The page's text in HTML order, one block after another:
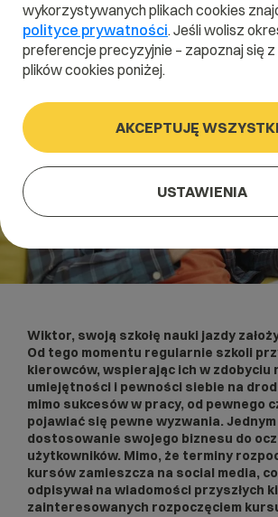
Wiktor, swoją szkołę nauki jazdy
Od tego momentu regularnie szkoli
kierowców, wspierając ich w zdobyciu
umiejętności i pewności siebie na
mimo sukcesów w pracy, od pewnego
pojawiać się pewne wyzwania. Jednym
dostosowanie swojego biznesu do
użytkowników. Mimo, że terminy
kursów zamieszcza na social media,
odpisywał na wiadomości przyszłych
zainteresowanych rozpoczęciem
wykorzystywanych plikach cookies
polityce prywatności. Jeśli wolisz
preferencje precyzyjnie – zapoznaj się
plików cookies poniżej.
AKCEPTUJĘ
USTAWIENIA